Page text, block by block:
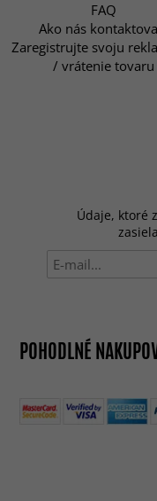
FAQ
Ako nás
Zaregistrujte svoju
/ vrátenie tovaru
Údaje, ktoré
POHODLNÉ